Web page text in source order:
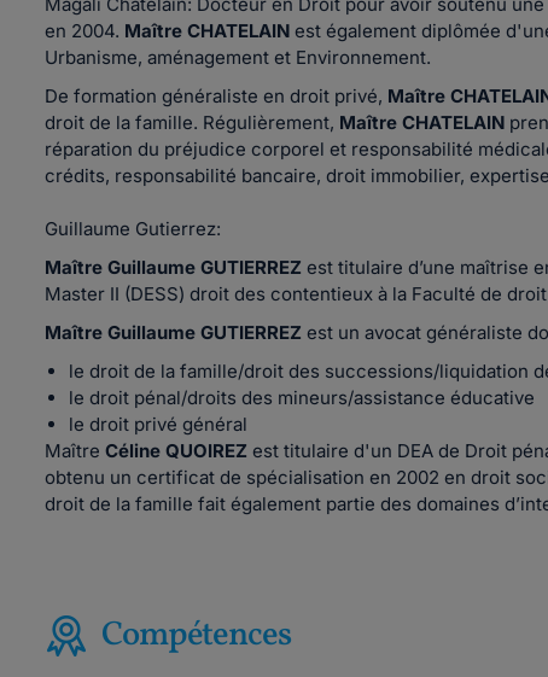
en 2004. Maître CHATELAIN est également diplômée
Urbanisme, aménagement et Environnement.
De formation généraliste en droit privé, Maître
droit de la famille. Régulièrement, Maître CHATELAIN
réparation du préjudice corporel et responsabilité
crédits, responsabilité bancaire, droit immobilier,
Guillaume Gutierrez:
Maître Guillaume GUTIERREZ est titulaire d’une maîtrise
Master II (DESS) droit des contentieux à la Faculté de
Maître Guillaume GUTIERREZ est un avocat généraliste
le droit de la famille/droit des successions/liquidation
le droit pénal/droits des mineurs/assistance éducative
le droit privé général
Maître Céline QUOIREZ est titulaire d'un DEA de Droit
obtenu un certificat de spécialisation en 2002 en droit
droit de la famille fait également partie des domaines
Compétences